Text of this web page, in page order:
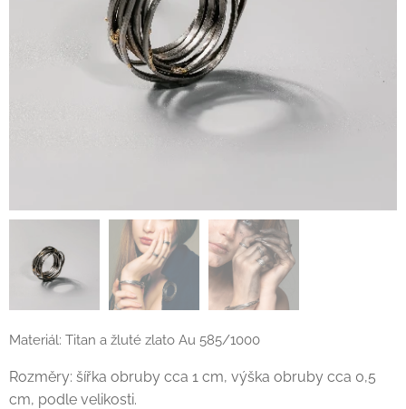
Materiál: Titan a žluté zlato Au 585/1000
Rozměry: šířka obruby cca 1 cm, výška obruby cca 0,5
cm, podle velikosti.